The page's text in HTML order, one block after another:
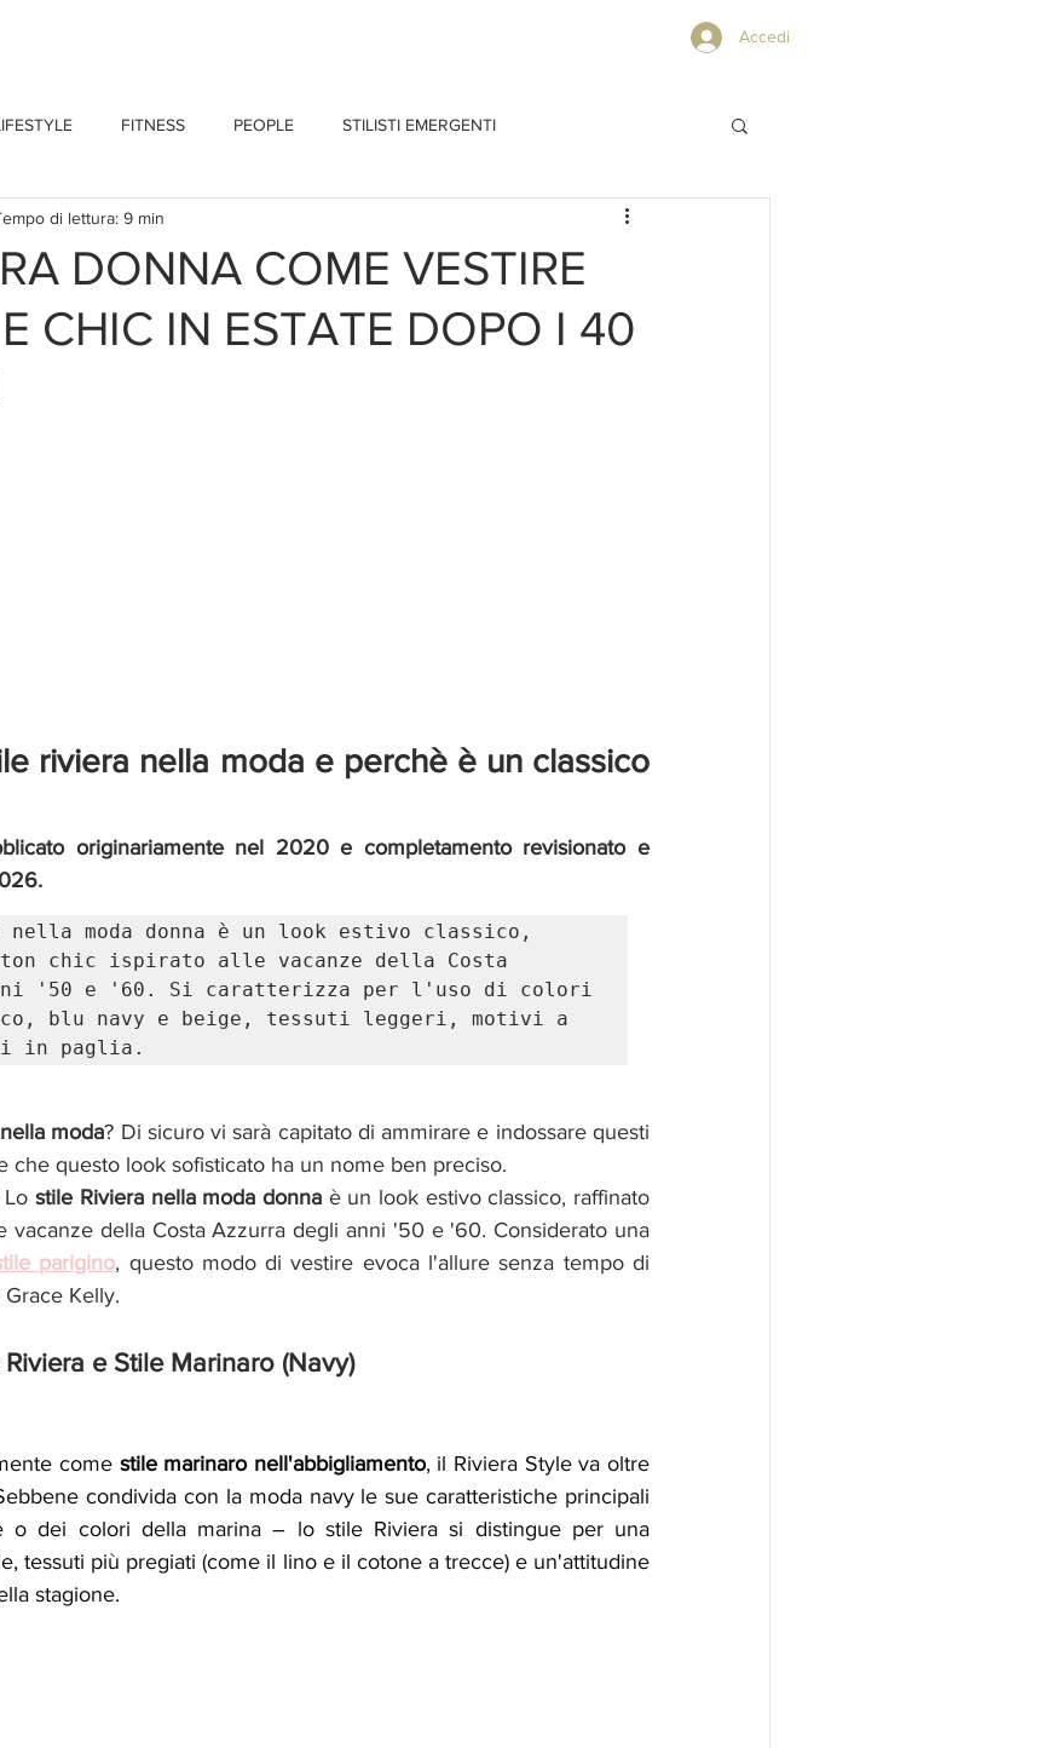
Accedi
FITNESS PEOPLE STILISTI EMERGENTI
DONNA COME VESTIRE
CHIC IN ESTATE DOPO I 40
di lettura: 9 min
riviera nella moda e perchè è un classico
originariamente nel 2020 e completamento revisionato e
nella moda donna è un look estivo classico,
chic ispirato alle vacanze della Costa
'50 e '60. Si caratterizza per l'uso di colori
blu navy e beige, tessuti leggeri, motivi a
in paglia.
moda? Di sicuro vi sarà capitato di ammirare e indossare questi
che questo look sofisticato ha un nome ben preciso.
Lo stile Riviera nella moda donna è un look estivo classico, raffinato
vacanze della Costa Azzurra degli anni '50 e '60. Considerato una
parigino, questo modo di vestire evoca l'allure senza tempo di
Kelly.
e Stile Marinaro (Navy)
come stile marinaro nell'abbigliamento, il Riviera Style va oltre
condivida con la moda navy le sue caratteristiche principali
o dei colori della marina – lo stile Riviera si distingue per una
tessuti più pregiati (come il lino e il cotone a trecce) e un'attitudine
stagione.